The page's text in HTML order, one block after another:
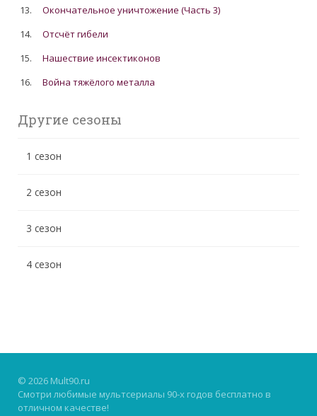
13.
Окончательное уничтожение (Часть 3)
14.
Отсчёт гибели
15.
Нашествие инсектиконов
16.
Война тяжёлого металла
Другие сезоны
1 сезон
2 сезон
3 сезон
4 сезон
© 2026 Mult90.ru
Смотри любимые мультсериалы 90-х годов бесплатно в
отличном качестве!